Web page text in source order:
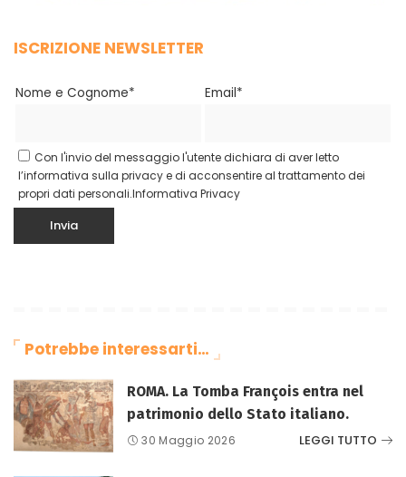
ISCRIZIONE NEWSLETTER
Nome e Cognome* Email*
Con l'invio del messaggio l'utente dichiara di aver letto
l’informativa sulla privacy e di acconsentire al trattamento dei
propri dati personali.Informativa Privacy
Potrebbe interessarti…
ROMA. La Tomba François entra nel
patrimonio dello Stato italiano.
30 Maggio 2026 LEGGI TUTTO